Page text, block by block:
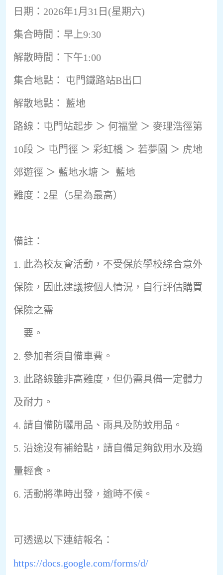
日期：2026年1月31日(星期六)
集合時間：早上9:30
解散時間：下午1:00
集合地點： 屯門鐵路站B出口
解散地點： 藍地
路線：屯門站起步 ＞ 何福堂 ＞ 麥理浩徑第
10段 ＞ 屯門徑 ＞ 彩虹橋 ＞ 若夢園 ＞ 虎地
郊遊徑 ＞ 藍地水塘 ＞ 藍地
難度：2星（5星為最高）
備註：
1. 此為校友會活動，不受保於學校綜合意外
保險， 因此建議按個人情況，自行評估購買
保險之需
要。
2. 參加者須自備車費。
3. 此路線雖非高難度，但仍需具備一定體力
及耐力。
4.⁠ ⁠請自備防曬用品、雨具及防蚊用品。
5.⁠ ⁠沿途沒有補給點，請自備足夠飲用水及適
量輕食。
6.⁠ ⁠活動將準時出發，逾時不候。
可透過以下連結報名：
https://docs.google.com/forms/d/